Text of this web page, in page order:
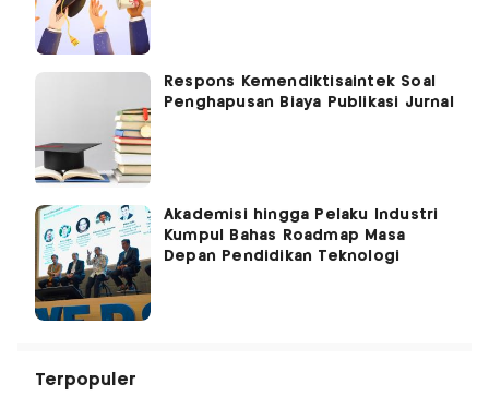
Respons Kemendiktisaintek Soal
Penghapusan Biaya Publikasi Jurnal
Akademisi hingga Pelaku Industri
Kumpul Bahas Roadmap Masa
Depan Pendidikan Teknologi
Terpopuler